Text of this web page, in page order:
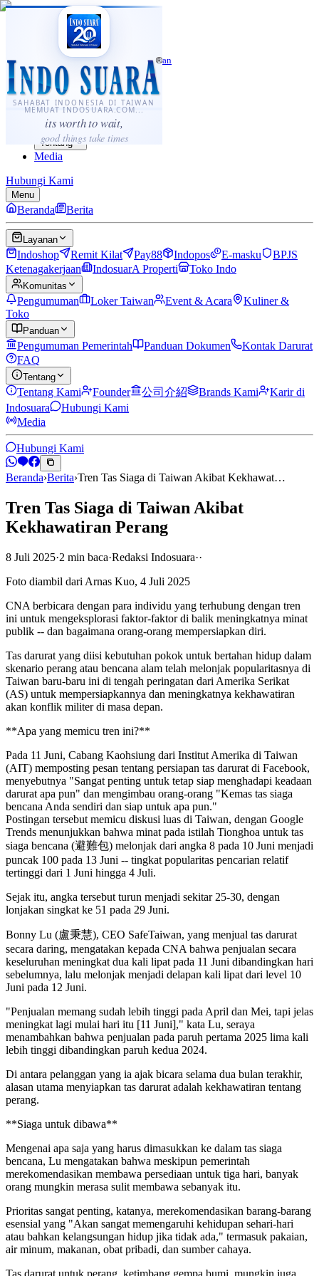
SAHABAT INDONESIA DI TAIWAN
MEMUAT INDOSUARA.COM...
its worth to wait,
good things take times
·...
⌘K
Sahabat Indonesia di Taiwan
Berita
Layanan
Komunitas
Panduan
Tentang
Media
Hubungi Kami
Menu
Beranda Berita
Layanan
Indoshop Remit Kilat Pay88 Indopos E-masku
BPJS
Ketenagakerjaan
IndosuarA Properti Toko Indo
Komunitas
Pengumuman Loker Taiwan Event & Acara
Kuliner &
Toko
Panduan
Pengumuman Pemerintah Panduan Dokumen
Kontak Darurat
FAQ
Tentang
Tentang Kami Founder 公司介紹 Brands Kami
Karir di
Indosuara
Hubungi Kami
Media
Hubungi Kami
Beranda›Berita›Tren Tas Siaga di Taiwan Akibat Kekhawat…
Tren Tas Siaga di Taiwan Akibat
Kekhawatiran Perang
8 Juli 2025·2 min baca·Redaksi Indosuara··
Foto diambil dari Arnas Kuo, 4 Juli 2025
CNA berbicara dengan para individu yang terhubung dengan tren
ini untuk mengeksplorasi faktor-faktor di balik meningkatnya minat
publik -- dan bagaimana orang-orang mempersiapkan diri.
Tas darurat yang diisi kebutuhan pokok untuk bertahan hidup dalam
skenario perang atau bencana alam telah melonjak popularitasnya di
Taiwan baru-baru ini di tengah peringatan dari Amerika Serikat
(AS) untuk mempersiapkannya dan meningkatnya kekhawatiran
akan konflik militer di masa depan.
**Apa yang memicu tren ini?**
Pada 11 Juni, Cabang Kaohsiung dari Institut Amerika di Taiwan
(AIT) memposting pesan tentang persiapan tas darurat di Facebook,
menyebutnya "Sangat penting untuk tetap siap menghadapi keadaan
darurat apa pun" dan mengimbau orang-orang "Kemas tas siaga
bencana Anda sendiri dan siap untuk apa pun."
Postingan tersebut memicu diskusi luas di Taiwan, dengan Google
Trends menunjukkan bahwa minat pada istilah Tionghoa untuk tas
siaga bencana (避難包) melonjak dari angka 8 pada 10 Juni menjadi
puncak 100 pada 13 Juni -- tingkat popularitas pencarian relatif
tertinggi dari 1 Juni hingga 4 Juli.
Sejak itu, angka tersebut turun menjadi sekitar 25-30, dengan
lonjakan singkat ke 51 pada 29 Juni.
Bonny Lu (盧秉慧), CEO SafeTaiwan, yang menjual tas darurat
secara daring, mengatakan kepada CNA bahwa penjualan secara
keseluruhan meningkat dua kali lipat pada 11 Juni dibandingkan hari
sebelumnya, lalu melonjak menjadi delapan kali lipat dari level 10
Juni pada 12 Juni.
"Penjualan memang sudah lebih tinggi pada April dan Mei, tapi jelas
meningkat lagi mulai hari itu [11 Juni]," kata Lu, seraya
menambahkan bahwa penjualan pada paruh pertama 2025 lima kali
lebih tinggi dibandingkan paruh kedua 2024.
Di antara pelanggan yang ia ajak bicara selama dua bulan terakhir,
alasan utama menyiapkan tas darurat adalah kekhawatiran tentang
perang.
**Siaga untuk dibawa**
Mengenai apa saja yang harus dimasukkan ke dalam tas siaga
bencana, Lu mengatakan bahwa meskipun pemerintah
merekomendasikan membawa persediaan untuk tiga hari, banyak
orang mungkin merasa sulit membawa sebanyak itu.
Prioritas sangat penting, katanya, merekomendasikan barang-barang
esensial yang "Akan sangat memengaruhi kehidupan sehari-hari
atau bahkan kelangsungan hidup jika tidak ada," termasuk pakaian,
air minum, makanan, obat pribadi, dan sumber cahaya.
Tas darurat untuk perang, ketimbang gempa bumi, mungkin juga